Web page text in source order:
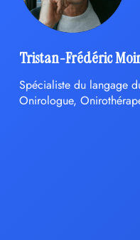
Tristan-Frédéric
Spécialiste du langage
Onirologue,